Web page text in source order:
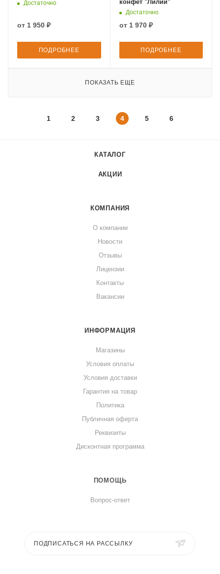
Достаточно
от 1 950 ₽
ПОДРОБНЕЕ
конфет "Лилии"
Достаточно
от 1 970 ₽
ПОДРОБНЕЕ
ПОКАЗАТЬ ЕЩЕ
1 2 3 4 5 6
КАТАЛОГ
АКЦИИ
КОМПАНИЯ
О компании
Новости
Отзывы
Лицензии
Контакты
Вакансии
ИНФОРМАЦИЯ
Магазины
Условия оплаты
Условия доставки
Гарантия на товар
Политика
Публичная оферта
Реквизиты
Дисконтная программа
ПОМОЩЬ
Вопрос-ответ
ПОДПИСАТЬСЯ НА РАССЫЛКУ